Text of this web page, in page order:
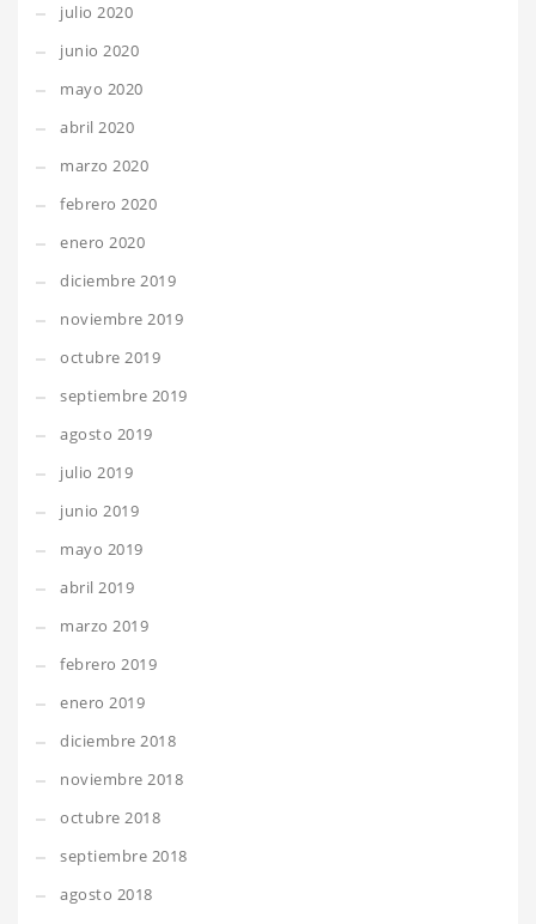
julio 2020
junio 2020
mayo 2020
abril 2020
marzo 2020
febrero 2020
enero 2020
diciembre 2019
noviembre 2019
octubre 2019
septiembre 2019
agosto 2019
julio 2019
junio 2019
mayo 2019
abril 2019
marzo 2019
febrero 2019
enero 2019
diciembre 2018
noviembre 2018
octubre 2018
septiembre 2018
agosto 2018